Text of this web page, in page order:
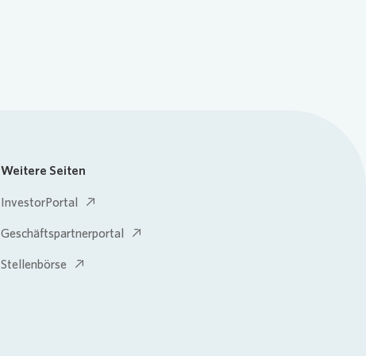
Weitere Seiten
InvestorPortal
Geschäftspartnerportal
Stellenbörse